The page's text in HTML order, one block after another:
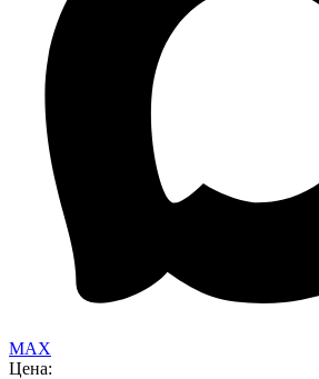
MAX
Цена: